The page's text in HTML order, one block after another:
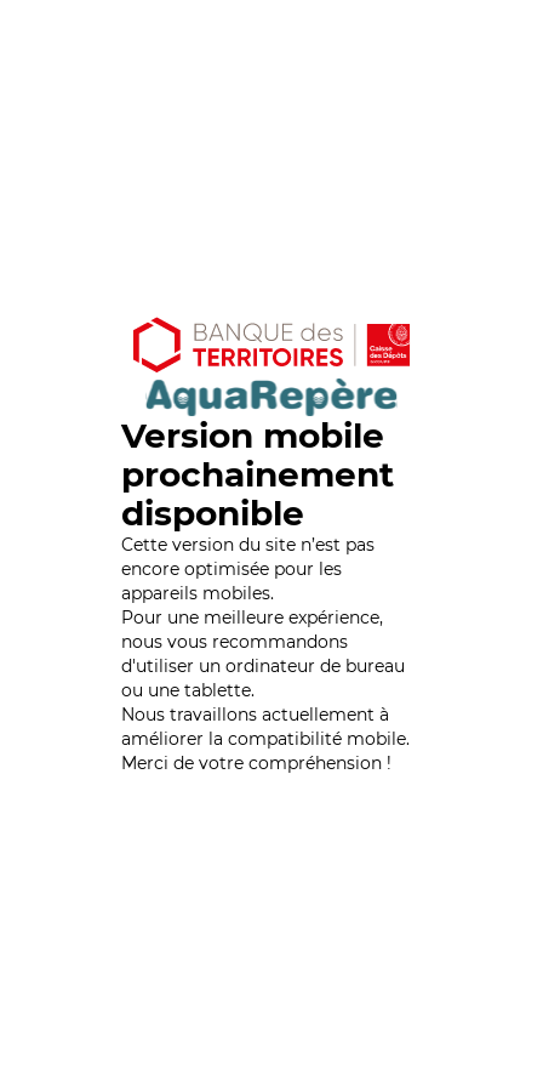
Version mobile
prochainement
disponible
Cette version du site n’est pas
encore optimisée pour les
appareils mobiles.
Pour une meilleure expérience,
nous vous recommandons
d'utiliser un ordinateur de bureau
ou une tablette.
Nous travaillons actuellement à
améliorer la compatibilité mobile.
Merci de votre compréhension !